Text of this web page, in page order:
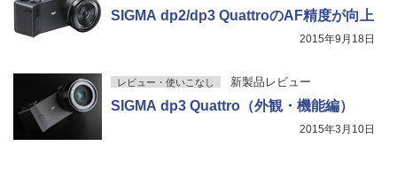
SIGMA dp2/dp3 QuattroのAF精度が向上
2015年9月18日
レビュー・使いこなし 新製品レビュー
SIGMA dp3 Quattro（外観・機能編）
2015年3月10日